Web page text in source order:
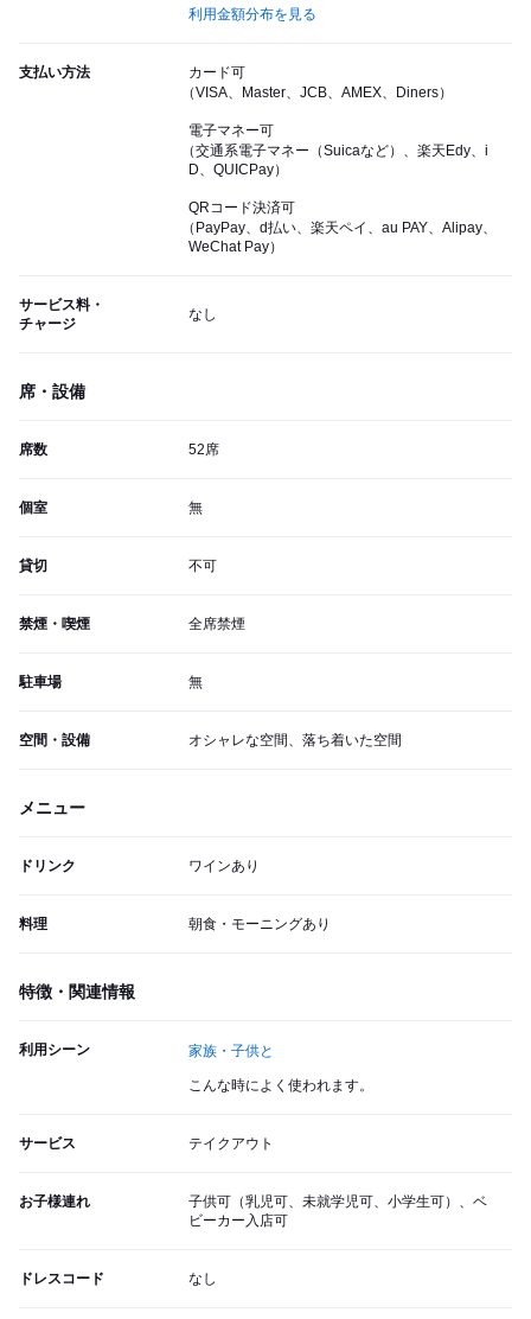
利用金額分布を見る
支払い方法
カード可
（VISA、Master、JCB、AMEX、Diners）
電子マネー可
（交通系電子マネー（Suicaなど）、楽天Edy、i
D、QUICPay）
QRコード決済可
（PayPay、d払い、楽天ペイ、au PAY、Alipay、
WeChat Pay）
サービス料・
チャージ
なし
席・設備
席数 52席
個室 無
貸切 不可
禁煙・喫煙 全席禁煙
駐車場 無
空間・設備 オシャレな空間、落ち着いた空間
メニュー
ドリンク ワインあり
料理 朝食・モーニングあり
特徴・関連情報
利用シーン 家族・子供と
こんな時によく使われます。
サービス テイクアウト
お子様連れ
子供可（乳児可、未就学児可、小学生可）、ベ
ビーカー入店可
ドレスコード なし